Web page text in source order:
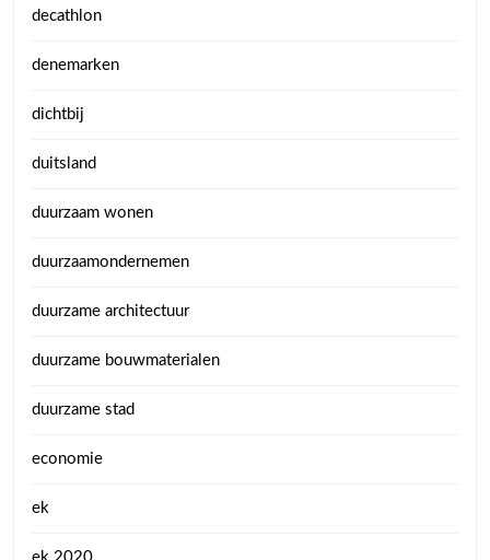
decathlon
denemarken
dichtbij
duitsland
duurzaam wonen
duurzaamondernemen
duurzame architectuur
duurzame bouwmaterialen
duurzame stad
economie
ek